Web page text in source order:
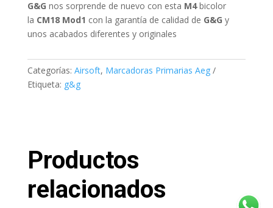
G&G nos sorprende de nuevo con esta M4bicolor
la CM18 Mod1 con la garantía de calidad de G&G y
unos acabados diferentes y originales
Categorías: Airsoft, Marcadoras Primarias Aeg
Etiqueta: g&g
Productos
relacionados